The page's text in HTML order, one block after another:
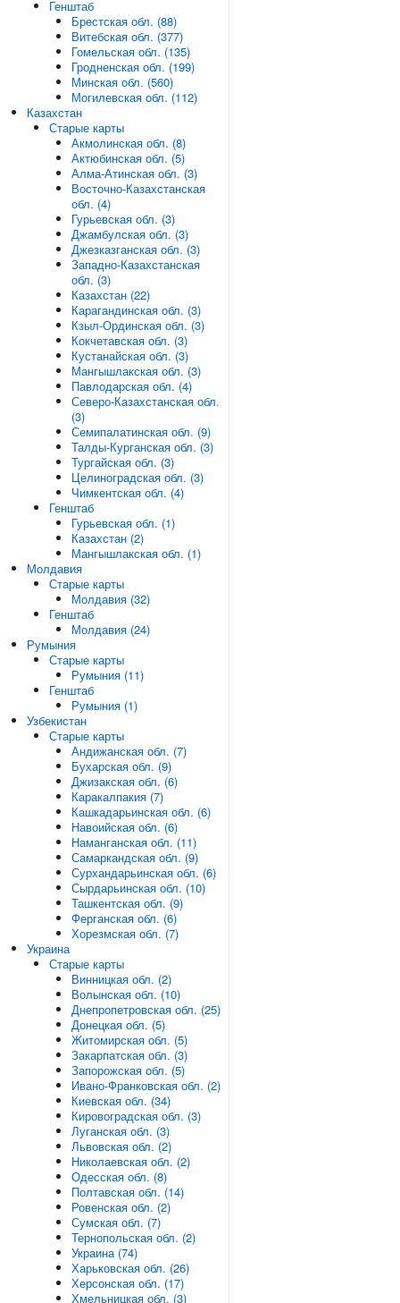
Генштаб
Брестская обл. (88)
Витебская обл. (377)
Гомельская обл. (135)
Гродненская обл. (199)
Минская обл. (560)
Могилевская обл. (112)
Казахстан
Старые карты
Акмолинская обл. (8)
Актюбинская обл. (5)
Алма-Атинская обл. (3)
Восточно-Казахстанская
обл. (4)
Гурьевская обл. (3)
Джамбулская обл. (3)
Джезказганская обл. (3)
Западно-Казахстанская
обл. (3)
Казахстан (22)
Карагандинская обл. (3)
Кзыл-Ординская обл. (3)
Кокчетавская обл. (3)
Кустанайская обл. (3)
Мангышлакская обл. (3)
Павлодарская обл. (4)
Северо-Казахстанская обл.
(3)
Семипалатинская обл. (9)
Талды-Курганская обл. (3)
Тургайская обл. (3)
Целиноградская обл. (3)
Чимкентская обл. (4)
Генштаб
Гурьевская обл. (1)
Казахстан (2)
Мангышлакская обл. (1)
Молдавия
Старые карты
Молдавия (32)
Генштаб
Молдавия (24)
Румыния
Старые карты
Румыния (11)
Генштаб
Румыния (1)
Узбекистан
Старые карты
Андижанская обл. (7)
Бухарская обл. (9)
Джизакская обл. (6)
Каракалпакия (7)
Кашкадарьинская обл. (6)
Навоийская обл. (6)
Наманганская обл. (11)
Самаркандская обл. (9)
Сурхандарьинская обл. (6)
Сырдарьинская обл. (10)
Ташкентская обл. (9)
Ферганская обл. (6)
Хорезмская обл. (7)
Украина
Старые карты
Винницкая обл. (2)
Волынская обл. (10)
Днепропетровская обл. (25)
Донецкая обл. (5)
Житомирская обл. (5)
Закарпатская обл. (3)
Запорожская обл. (5)
Ивано-Франковская обл. (2)
Киевская обл. (34)
Кировоградская обл. (3)
Луганская обл. (3)
Львовская обл. (2)
Николаевская обл. (2)
Одесская обл. (8)
Полтавская обл. (14)
Ровенская обл. (2)
Сумская обл. (7)
Тернопольская обл. (2)
Украина (74)
Харьковская обл. (26)
Херсонская обл. (17)
Хмельницкая обл. (3)